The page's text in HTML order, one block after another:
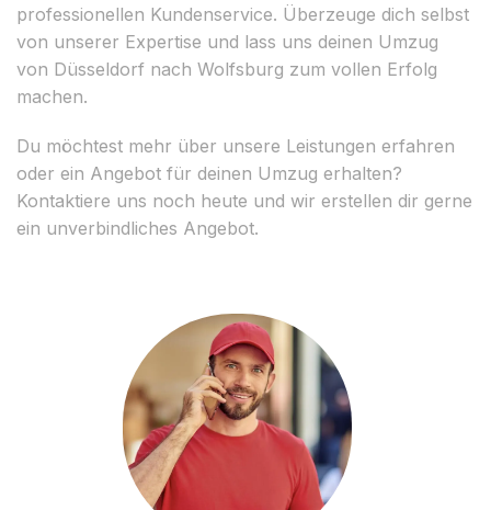
professionellen Kundenservice. Überzeuge dich selbst
von unserer Expertise und lass uns deinen Umzug
von Düsseldorf nach Wolfsburg zum vollen Erfolg
machen.
Du möchtest mehr über unsere Leistungen erfahren
oder ein Angebot für deinen Umzug erhalten?
Kontaktiere uns noch heute und wir erstellen dir gerne
ein unverbindliches Angebot.